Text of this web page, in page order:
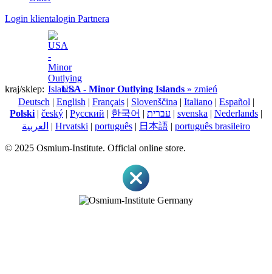
Login klientalogin Partnera
kraj/sklep: USA - Minor Outlying Islands » zmień
Deutsch | English | Français| Slovenščina | Italiano| Español |
Polski | český | Pусский | 한국어 | עברית | svenska | Nederlands |
العربية | Hrvatski | português | 日本語 | português brasileiro
© 2025 Osmium-Institute. Official online store.